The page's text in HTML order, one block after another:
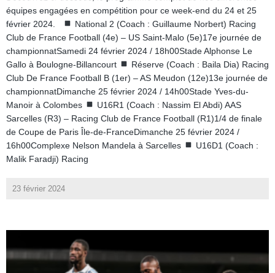
équipes engagées en compétition pour ce week-end du 24 et 25
février 2024.
National 2 (Coach : Guillaume Norbert) Racing
Club de France Football (4e) – US Saint-Malo (5e)17e journée de
championnatSamedi 24 février 2024 / 18h00Stade Alphonse Le
Gallo à Boulogne-Billancourt
Réserve (Coach : Baila Dia) Racing
Club De France Football B (1er) – AS Meudon (12e)13e journée de
championnatDimanche 25 février 2024 / 14h00Stade Yves-du-
Manoir à Colombes
U16R1 (Coach : Nassim El Abdi) AAS
Sarcelles (R3) – Racing Club de France Football (R1)1/4 de finale
de Coupe de Paris Île-de-FranceDimanche 25 février 2024 /
16h00Complexe Nelson Mandela à Sarcelles
U16D1 (Coach :
Malik Faradji) Racing
23 février 2024